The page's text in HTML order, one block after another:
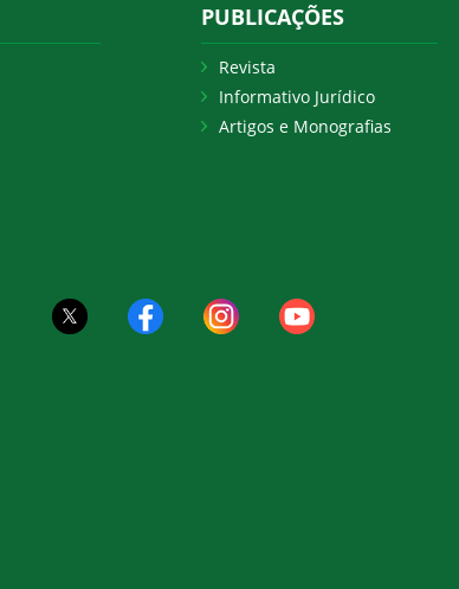
PUBLICAÇÕES
Revista
Informativo Jurídico
Artigos e Monografias